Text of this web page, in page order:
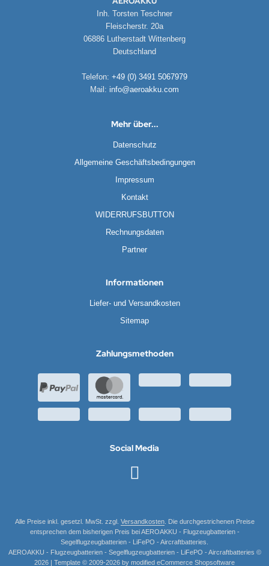
Inh. Torsten Teschner
Fleischerstr. 20a
06886 Lutherstadt Wittenberg
Deutschland
Telefon: +49 (0) 3491 5067979
Mail: info@aeroakku.com
Mehr über...
Datenschutz
Allgemeine Geschäftsbedingungen
Impressum
Kontakt
WIDERRUFSBUTTON
Rechnungsdaten
Partner
Informationen
Liefer- und Versandkosten
Sitemap
Zahlungsmethoden
Social Media
Alle Preise inkl. gesetzl. MwSt. zzgl. Versandkosten. Die durchgestrichenen Preise
entsprechen dem bisherigen Preis bei AEROAKKU - Flugzeugbatterien -
Segelflugzeugbatterien - LiFePO - Aircraftbatteries.
AEROAKKU - Flugzeugbatterien - Segelflugzeugbatterien - LiFePO - Aircraftbatteries ©
2026 | Template © 2009-2026 by modified eCommerce Shopsoftware